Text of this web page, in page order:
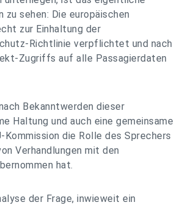
sehen: Die europäischen
zur Einhaltung der
Richtlinie verpflichtet und nach
Zugriffs auf alle Passagierdaten
Bekanntwerden dieser
Haltung und auch eine gemeinsame
die Rolle des Sprechers
Verhandlungen mit den
hat.
der Frage, inwieweit ein